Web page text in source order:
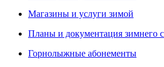
Магазины и услуги зимой
Планы и документация зимнего
Горнолыжные абонементы